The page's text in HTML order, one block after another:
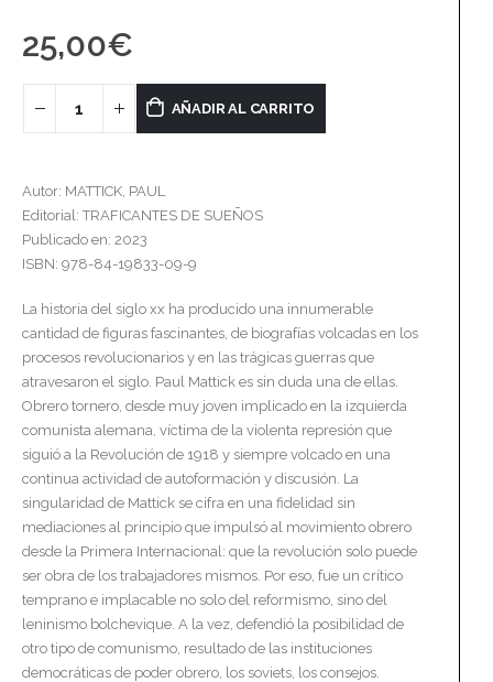
25,00€
AÑADIR AL CARRITO
Autor: MATTICK, PAUL
Editorial: TRAFICANTES DE SUEÑOS
Publicado en: 2023
ISBN: 978-84-19833-09-9
La historia del siglo xx ha producido una innumerable
cantidad de figuras fascinantes, de biografías volcadas en los
procesos revolucionarios y en las trágicas guerras que
atravesaron el siglo. Paul Mattick es sin duda una de ellas.
Obrero tornero, desde muy joven implicado en la izquierda
comunista alemana, víctima de la violenta represión que
siguió a la Revolución de 1918 y siempre volcado en una
continua actividad de autoformación y discusión. La
singularidad de Mattick se cifra en una fidelidad sin
mediaciones al principio que impulsó al movimiento obrero
desde la Primera Internacional: que la revolución solo puede
ser obra de los trabajadores mismos. Por eso, fue un crítico
temprano e implacable no solo del reformismo, sino del
leninismo bolchevique. A la vez, defendió la posibilidad de
otro tipo de comunismo, resultado de las instituciones
democráticas de poder obrero, los soviets, los consejos.